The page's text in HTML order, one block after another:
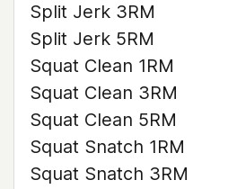
Split Jerk 3RM
Split Jerk 5RM
Squat Clean 1RM
Squat Clean 3RM
Squat Clean 5RM
Squat Snatch 1RM
Squat Snatch 3RM